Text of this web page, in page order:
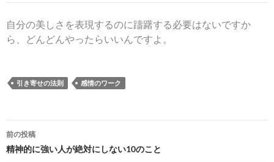
自分の美しさを表現するのに躊躇する必要はないですか
ら、どんどんやったらいいんですよ。
引き寄せの法則 感情のワーク
投
稿
前の投稿
精神的に強い人が絶対にしない10のこと